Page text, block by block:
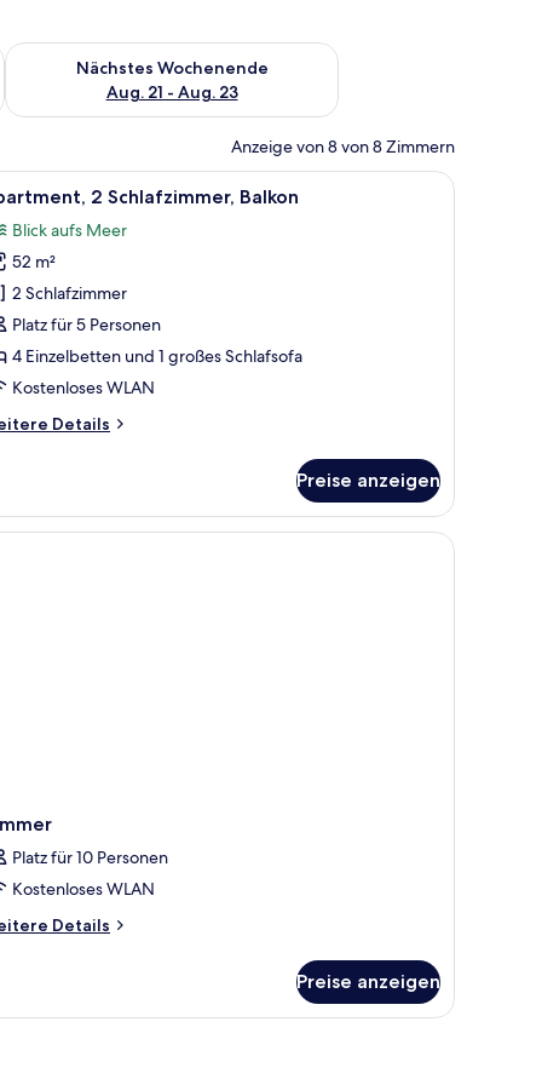
Aug. 14 - Aug. 16.
Nächstes Wochenende
Aug. 21 - Aug. 23
Überprüfe die Verfügbarkeit für nächstes Wochenende, Aug.
Anzeige von 8 von 8 Zimmern
eine Palme.
Stühlen und einem kleinen Tisch.
Schlafzimmer,
Ein Poolbereich auf dem Dach mit Blick auf
14 2 Schlafzimmer, Balkon
Blick aufs Meer
52 m²
2 Schlafzimmer
Platz für 5 Personen
4 Einzelbetten und 1 großes Schlafsofa
Kostenloses WLAN
Details
Preise anzeigen
Wand. einem Wand-Fernseher und einer kleinen Holzablage.
Platz für 10 Personen
Kostenloses WLAN
Details
Preise anzeigen